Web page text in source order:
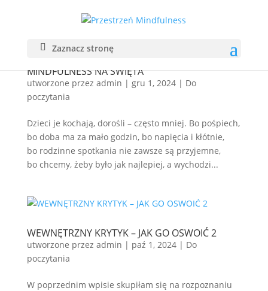
Zaznacz stronę
MINDFULNESS NA ŚWIĘTA
utworzone przez admin | gru 1, 2024| Do
poczytania
Dzieci je kochają, dorośli – często mniej. Bo pośpiech,
bo doba ma za mało godzin, bo napięcia i kłótnie,
bo rodzinne spotkania nie zawsze są przyjemne,
bo chcemy, żeby było jak najlepiej, a wychodzi...
WEWNĘTRZNY KRYTYK – JAK GO OSWOIĆ 2
utworzone przez admin | paź 1, 2024| Do
poczytania
W poprzednim wpisie skupiłam się na rozpoznaniu